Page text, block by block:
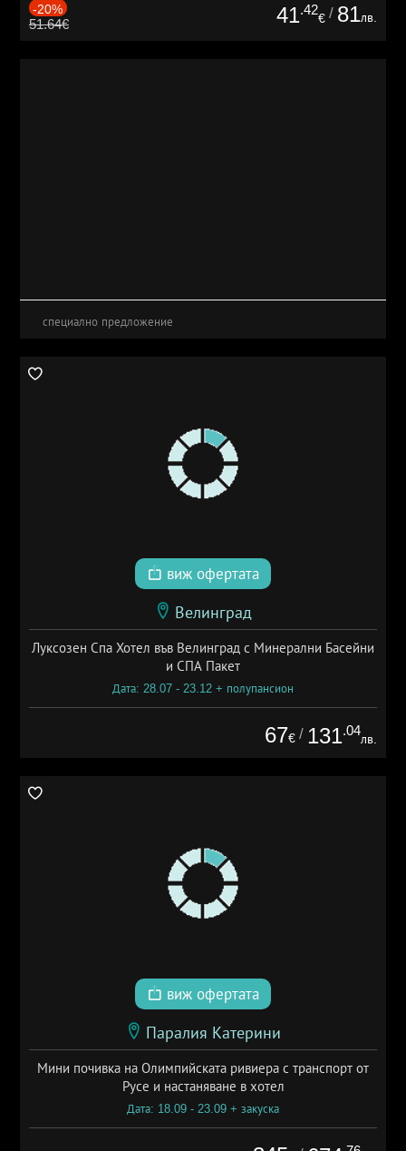
-20%
51.64€ 41.42
€ / 81лв.
специално предложение
виж офертата
Велинград
Луксозен Спа Хотел във Велинград с Минерални Басейни
и СПА Пакет
Дата: 28.07 - 23.12 + полупансион
67€ / 131.04
лв.
виж офертата
Паралия Катерини
Мини почивка на Олимпийската ривиера с транспорт от
Русе и настаняване в хотел
Дата: 18.09 - 23.09 + закуска